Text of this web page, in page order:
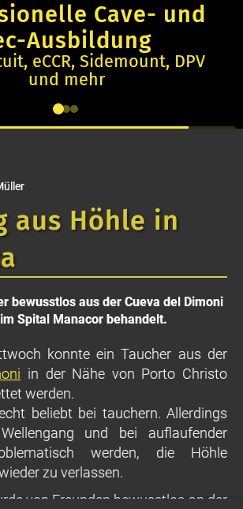
Cave- und
Ausbildung
eCCR, Sidemount, DPV
und mehr
aus Höhle in
bewusstlos aus der Cueva del Dimoni
Spital Manacor behandelt.
konnte ein Taucher aus der
in der Nähe von Porto Christo
werden.
beliebt bei tauchern. Allerdings
und bei auflaufender
werden, die Höhle
zu verlassen.
von Freunden bewusstlos an der